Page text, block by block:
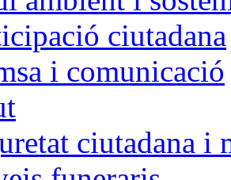
ciutadana
i comunicació
ciutadana i